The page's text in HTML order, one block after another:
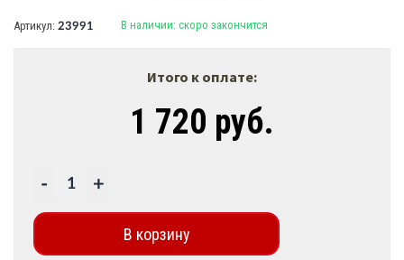
Артикул: 23991 В наличии: скоро закончится
Итого к оплате:
1 720 руб.
+
-
В корзину